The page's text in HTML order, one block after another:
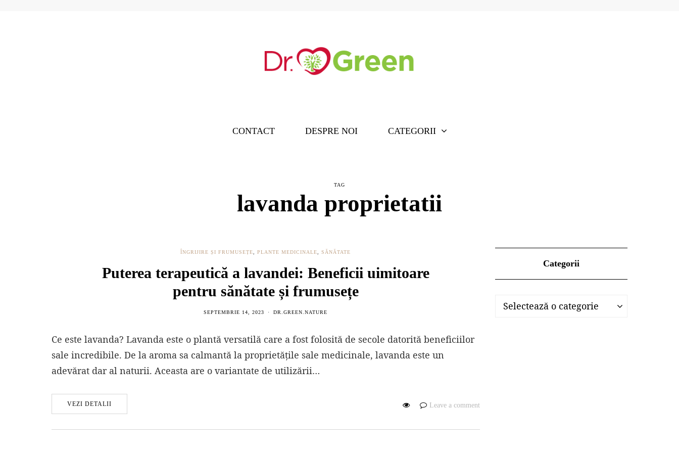
CONTACT DESPRE NOI CATEGORII
TAG
lavanda proprietatii
ÎNGRIJIRE ȘI FRUMUSEȚE ,PLANTE MEDICINALE ,SĂNĂTATE
Puterea terapeutică a lavandei: Beneficii uimitoare
pentru sănătate și frumusețe
SEPTEMBRIE 14, 2023 DR.GREEN.NATURE
Ce este lavanda? Lavanda este o plantă versatilă care a fost folosită de secole datorită beneficiilor
sale incredibile. De la aroma sa calmantă la proprietățile sale medicinale, lavanda este un
adevărat dar al naturii. Aceasta are o variantate de utilizării…
VEZI DETALII Leave a comment
Categorii
Categorii
Selectează o categorie
Categorii